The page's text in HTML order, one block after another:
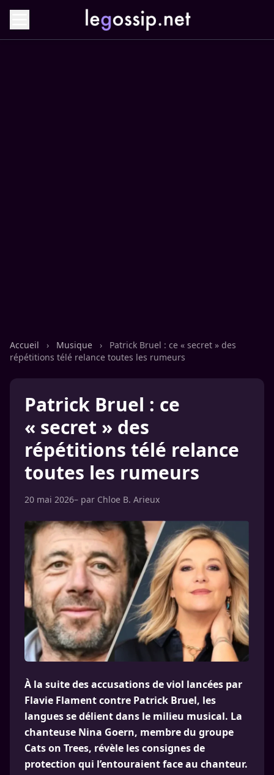
Accueil › Musique ›
Patrick Bruel : ce « secret » des
répétitions télé relance toutes les rumeurs
Patrick Bruel : ce
« secret » des
répétitions télé relance
toutes les rumeurs
20 mai 2026– par Chloe B. Arieux
À la suite des accusations de viol lancées par
Flavie Flament contre Patrick Bruel, les
langues se délient dans le milieu musical. La
chanteuse Nina Goern, membre du groupe
Cats on Trees, révèle les consignes de
protection qui l’entouraient face au chanteur.